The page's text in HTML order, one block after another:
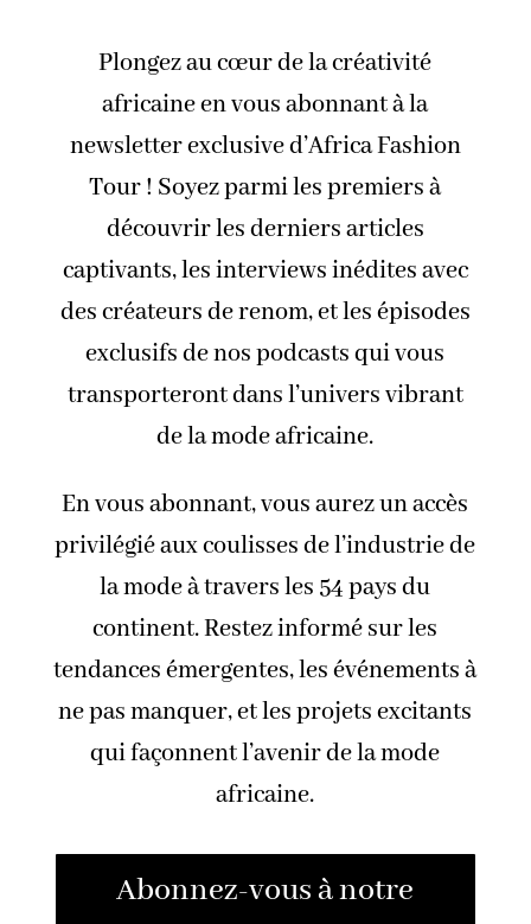
Plongez au cœur de la créativité
africaine en vous abonnant à la
newsletter exclusive d’Africa Fashion
Tour ! Soyez parmi les premiers à
découvrir les derniers articles
captivants, les interviews inédites avec
des créateurs de renom, et les épisodes
exclusifs de nos podcasts qui vous
transporteront dans l’univers vibrant
de la mode africaine.
En vous abonnant, vous aurez un accès
privilégié aux coulisses de l’industrie de
la mode à travers les 54 pays du
continent. Restez informé sur les
tendances émergentes, les événements à
ne pas manquer, et les projets excitants
qui façonnent l’avenir de la mode
africaine.
Abonnez-vous à notre